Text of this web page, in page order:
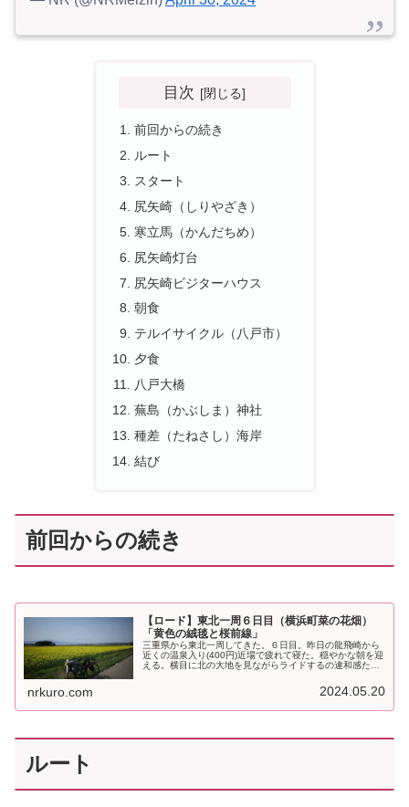
目次
前回からの続き
ルート
スタート
尻矢崎（しりやざき）
寒立馬（かんだちめ）
尻矢崎灯台
尻矢崎ビジターハウス
朝食
テルイサイクル（八戸市）
夕食
八戸大橋
蕪島（かぶしま）神社
種差（たねさし）海岸
結び
前回からの続き
【ロード】東北一周６日目（横浜町菜の花畑）
「黄色の絨毯と桜前線」
三重県から東北一周してきた。６日目。昨日の龍飛崎から
近くの温泉入り(400円)近場で疲れて寝た。穏やかな朝を迎
える。横目に北の大地を見ながらライドするの違和感たっ
nrkuro.com 2024.05.20
ルート